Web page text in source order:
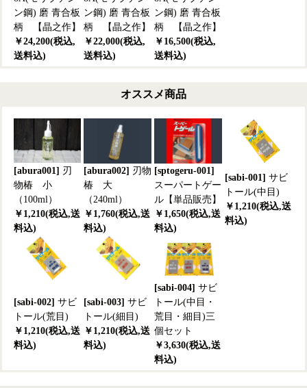
ン鋼) 磨 青合板
柄 【晶之作】
￥24,200(税込,
送料込)
ン鋼) 磨 青合板
柄 【晶之作】
￥22,000(税込,
送料込)
ン鋼) 磨 青合板
柄 【晶之作】
￥16,500(税込,
送料込)
オススメ商品
[abura001] 刃
物椿 小
（100ml）
￥1,210(税込,送
料込)
[abura002] 刃物
椿 大
（240ml）
￥1,760(税込,送
料込)
[sptogeru-001]
スーパートゲー
ル【単品販売】
￥1,650(税込,送
料込)
[sabi-001] サビ
トール(中目)
￥1,210(税込,送
料込)
[sabi-002] サビ
トール(荒目)
￥1,210(税込,送
料込)
[sabi-003] サビ
トール(細目)
￥1,210(税込,送
料込)
[sabi-004] サビ
トール(中目・
荒目・細目)三
個セット
￥3,630(税込,送
料込)